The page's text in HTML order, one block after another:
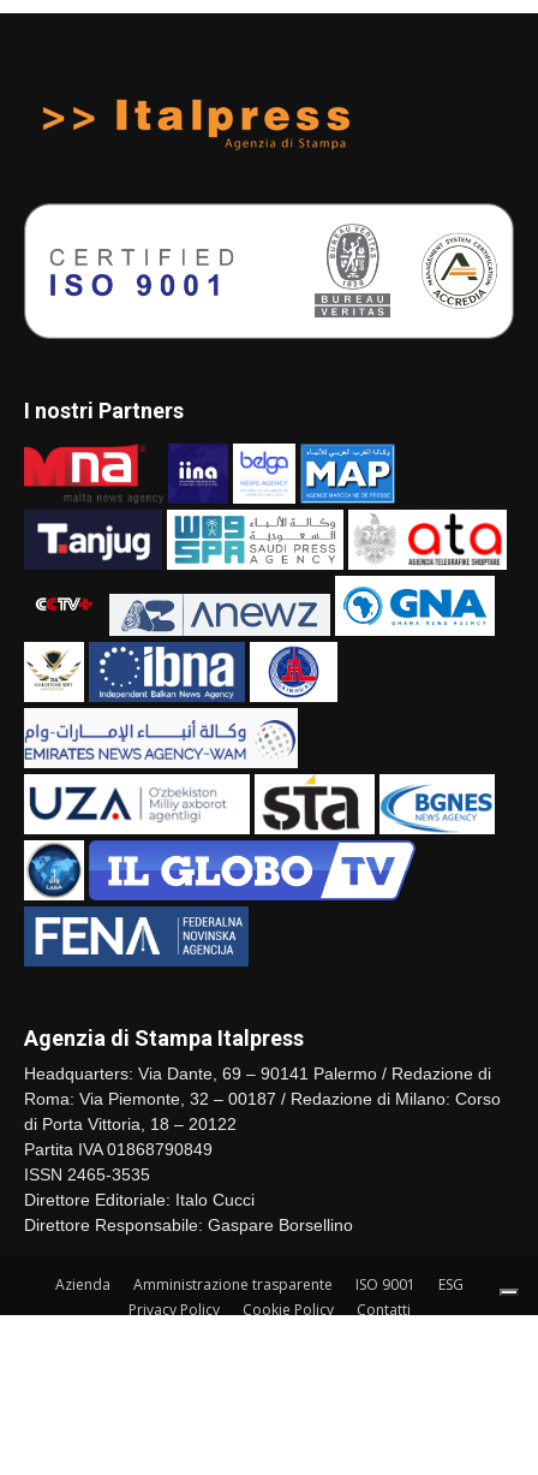
I nostri Partners
Agenzia di Stampa Italpress
Headquarters: Via Dante, 69 – 90141 Palermo / Redazione di
Roma: Via Piemonte, 32 – 00187 / Redazione di Milano: Corso
di Porta Vittoria, 18 – 20122
Partita IVA 01868790849
ISSN 2465-3535
Direttore Editoriale: Italo Cucci
Direttore Responsabile: Gaspare Borsellino
Azienda Amministrazione trasparente ISO 9001
ESG
Privacy Policy
Cookie Policy Contatti